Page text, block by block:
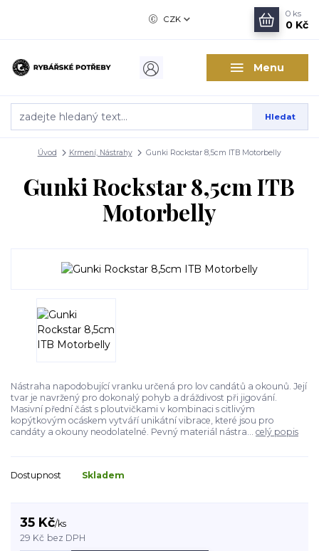
Menu
CZK
Hledat
0 ks
0 Kč
Úvod Krmení, Nástrahy Gunki Rockstar 8,5cm ITB Motorbelly
Gunki Rockstar 8,5cm ITB
Motorbelly
Nástraha napodobující vranku určená pro lov candátů a okounů. Její
tvar je navržený pro dokonalý pohyb a dráždivost při jigování.
Masivní přední část s ploutvičkami v kombinaci s citlivým
kopýtkovým ocáskem vytváří unikátní vibrace, které jsou pro
candáty a okouny neodolatelné. Pevný materiál nástra... celý popis
Dostupnost Skladem
35 Kč/ks
29 Kč bez DPH